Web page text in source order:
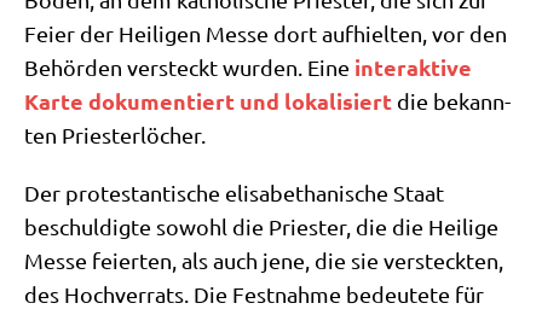
Fei­er der Hei­li­gen Mes­se dort auf­hiel­ten, vor den
Behör­den ver­steckt wur­den. Eine inter­ak­ti­ve
Kar­te doku­men­tiert und loka­li­siert die bekann­
ten Priesterlöcher.
Der pro­te­stan­ti­sche eli­sa­be­tha­ni­sche Staat
beschul­dig­te sowohl die Prie­ster, die die Hei­li­ge
Mes­se fei­er­ten, als auch jene, die sie ver­steck­ten,
des Hoch­ver­rats. Die Fest­nah­me bedeu­te­te für